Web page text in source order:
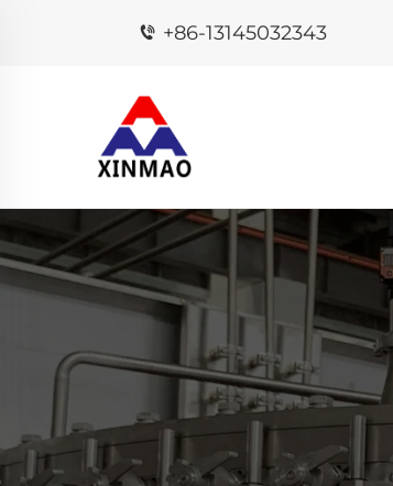
+86-13145032343